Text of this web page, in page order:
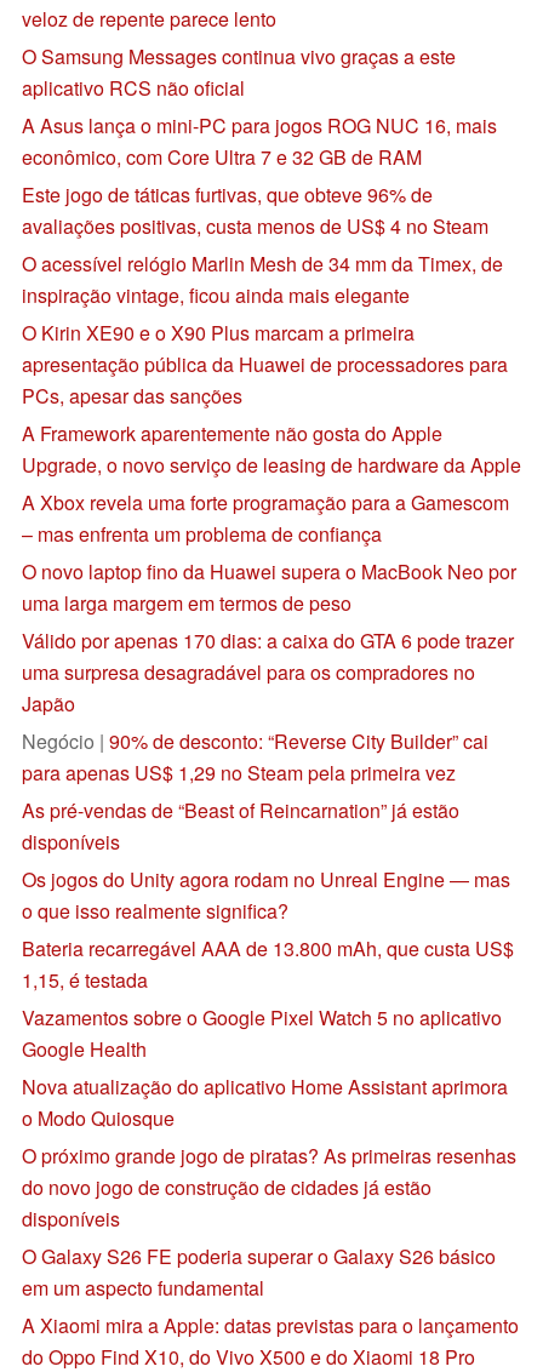
veloz de repente parece lento
O Samsung Messages continua vivo graças a este
aplicativo RCS não oficial
A Asus lança o mini-PC para jogos ROG NUC 16, mais
econômico, com Core Ultra 7 e 32 GB de RAM
Este jogo de táticas furtivas, que obteve 96% de
avaliações positivas, custa menos de US$ 4 no Steam
O acessível relógio Marlin Mesh de 34 mm da Timex, de
inspiração vintage, ficou ainda mais elegante
O Kirin XE90 e o X90 Plus marcam a primeira
apresentação pública da Huawei de processadores para
PCs, apesar das sanções
A Framework aparentemente não gosta do Apple
Upgrade, o novo serviço de leasing de hardware da Apple
A Xbox revela uma forte programação para a Gamescom
– mas enfrenta um problema de confiança
O novo laptop fino da Huawei supera o MacBook Neo por
uma larga margem em termos de peso
Válido por apenas 170 dias: a caixa do GTA 6 pode trazer
uma surpresa desagradável para os compradores no
Japão
Negócio | 90% de desconto: “Reverse City Builder” cai
para apenas US$ 1,29 no Steam pela primeira vez
As pré-vendas de “Beast of Reincarnation” já estão
disponíveis
Os jogos do Unity agora rodam no Unreal Engine — mas
o que isso realmente significa?
Bateria recarregável AAA de 13.800 mAh, que custa US$
1,15, é testada
Vazamentos sobre o Google Pixel Watch 5 no aplicativo
Google Health
Nova atualização do aplicativo Home Assistant aprimora
o Modo Quiosque
O próximo grande jogo de piratas? As primeiras resenhas
do novo jogo de construção de cidades já estão
disponíveis
O Galaxy S26 FE poderia superar o Galaxy S26 básico
em um aspecto fundamental
A Xiaomi mira a Apple: datas previstas para o lançamento
do Oppo Find X10, do Vivo X500 e do Xiaomi 18 Pro